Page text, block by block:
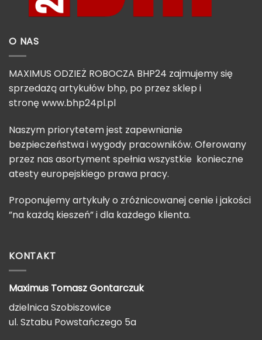
O NAS
MAXIMUS ODZIEŻ ROBOCZA BHP24 zajmujemy się
sprzedażą artykułów bhp, po przez sklep i
stronę www.bhp24pl.pl
Naszym priorytetem jest zapewnianie
bezpieczeństwa i wygody pracowników. Oferowany
przez nas asortyment spełnia wszystkie konieczne
atesty europejskiego prawa pracy.
Proponujemy artykuły o zróżnicowanej cenie i jakości
”na każdą kieszeń” i dla każdego klienta.
KONTAKT
Maximus TomaszGontarczuk
dzielnica Szobiszowice
ul. Sztabu Powstańczego 5a